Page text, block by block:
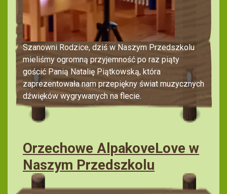
Szanowni Rodzice, dziś w Naszym Przedszkolu
mieliśmy ogromną przyjemność po raz piąty
gościć Panią Natalię Piątkowską, która
zaprezentowała nam przepiękny świat muzycznych
dźwięków wygrywanych na flecie.
Orzechowe AlpakoveLove w
Naszym Przedszkolu